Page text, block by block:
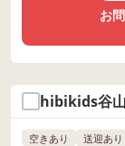
お
hibikids谷
空きあり 送迎あり